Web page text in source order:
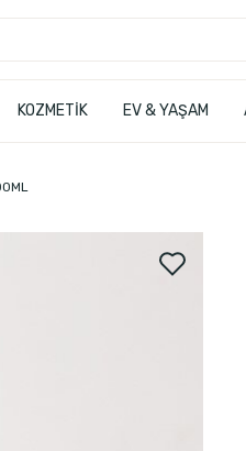
KOZMETİK EV & YAŞAM